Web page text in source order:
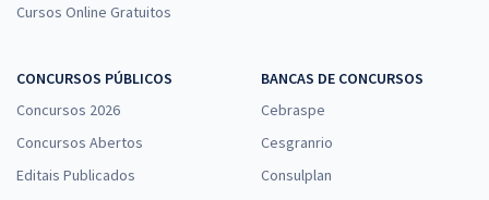
Cursos Online Gratuitos
CONCURSOS PÚBLICOS
Concursos 2026
Concursos Abertos
Editais Publicados
BANCAS DE CONCURSOS
Cebraspe
Cesgranrio
Consulplan